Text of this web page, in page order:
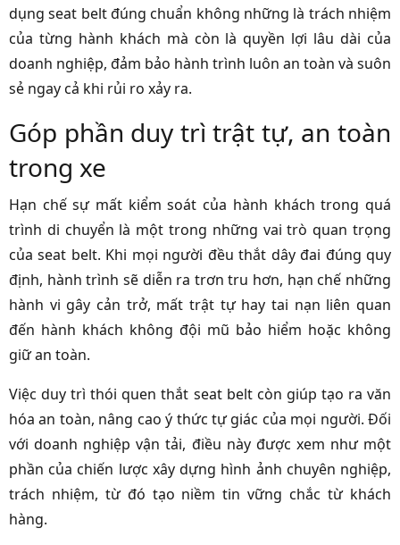
dụng seat belt đúng chuẩn không những là trách nhiệm
của từng hành khách mà còn là quyền lợi lâu dài của
doanh nghiệp, đảm bảo hành trình luôn an toàn và suôn
sẻ ngay cả khi rủi ro xảy ra.
Góp phần duy trì trật tự, an toàn
trong xe
Hạn chế sự mất kiểm soát của hành khách trong quá
trình di chuyển là một trong những vai trò quan trọng
của seat belt. Khi mọi người đều thắt dây đai đúng quy
định, hành trình sẽ diễn ra trơn tru hơn, hạn chế những
hành vi gây cản trở, mất trật tự hay tai nạn liên quan
đến hành khách không đội mũ bảo hiểm hoặc không
giữ an toàn.
Việc duy trì thói quen thắt seat belt còn giúp tạo ra văn
hóa an toàn, nâng cao ý thức tự giác của mọi người. Đối
với doanh nghiệp vận tải, điều này được xem như một
phần của chiến lược xây dựng hình ảnh chuyên nghiệp,
trách nhiệm, từ đó tạo niềm tin vững chắc từ khách
hàng.